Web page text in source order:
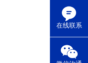
在线联系